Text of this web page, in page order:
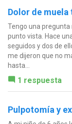
Dolor de
Tengo una
punto vista. Hace
seguidos y dos de
me dijeron que no
hasta...
1 respuesta
Pulpotomía y